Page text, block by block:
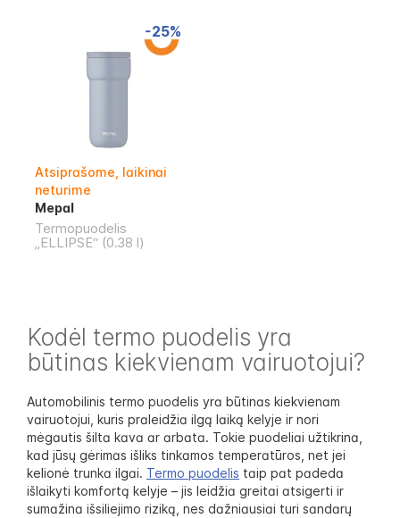
Kodėl termo puodelis yra
būtinas kiekvienam vairuotojui?
Automobilinis termo puodelis yra būtinas kiekvienam
vairuotojui, kuris praleidžia ilgą laiką kelyje ir nori
mėgautis šilta kava ar arbata. Tokie puodeliai užtikrina,
kad jūsų gėrimas išliks tinkamos temperatūros, net jei
kelionė trunka ilgai. Termo puodelis taip pat padeda
išlaikyti komfortą kelyje – jis leidžia greitai atsigerti ir
sumažina išsiliejimo riziką, nes dažniausiai turi sandarų
-25%
Atsiprašome, laikinai
neturime
Mepal
Termopuodelis
„ELLIPSE“ (0.38 l)